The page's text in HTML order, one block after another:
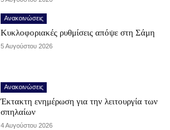
Ανακοινώσεις
Κυκλοφοριακές ρυθμίσεις απόψε στη Σάμη
5 Αυγούστου 2026
Ανακοινώσεις
Έκτακτη ενημέρωση για την λειτουργία των
σπηλαίων
4 Αυγούστου 2026